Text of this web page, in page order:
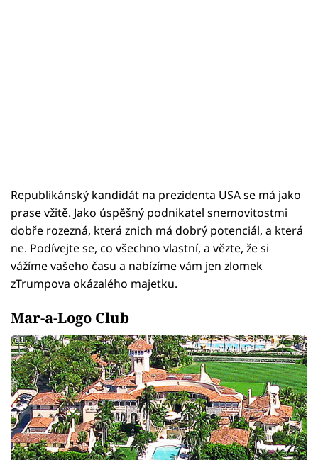
Republikánský kandidát na prezidenta USA se má jako
prase vžitě. Jako úspěšný podnikatel snemovitostmi
dobře rozezná, která znich má dobrý potenciál, a která
ne. Podívejte se, co všechno vlastní, a vězte, že si
vážíme vašeho času a nabízíme vám jen zlomek
zTrumpova okázalého majetku.
Mar-a-Logo Club